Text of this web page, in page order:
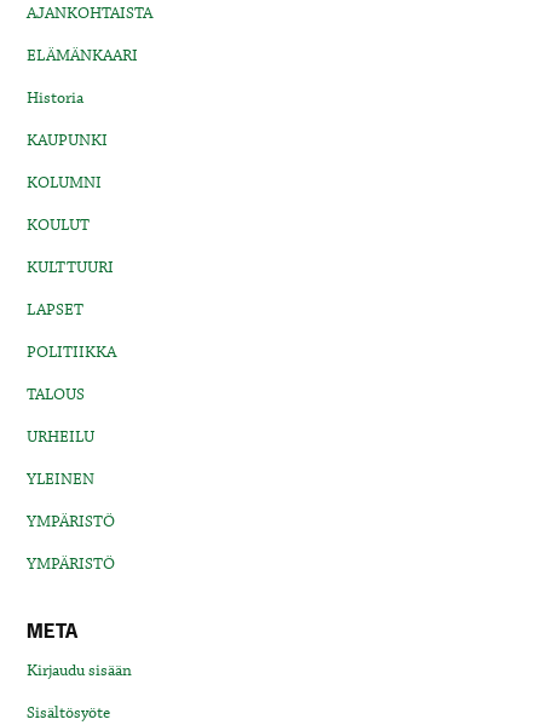
AJANKOHTAISTA
ELÄMÄNKAARI
Historia
KAUPUNKI
KOLUMNI
KOULUT
KULTTUURI
LAPSET
POLITIIKKA
TALOUS
URHEILU
YLEINEN
YMPÄRISTÖ
YMPÄRISTÖ
META
Kirjaudu sisään
Sisältösyöte